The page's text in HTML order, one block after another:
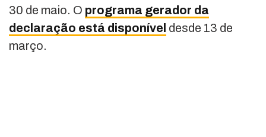
30 de maio. O programa gerador da
declaração está disponível desde 13 de
março.